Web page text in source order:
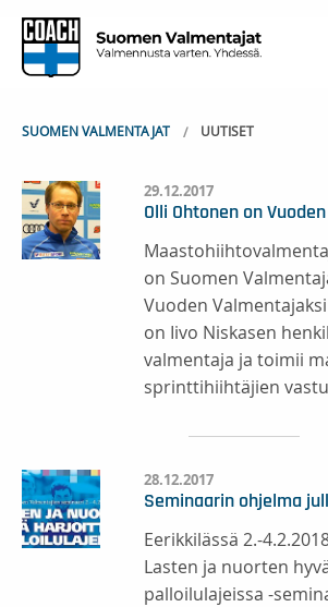
SUOMEN VALMENTAJAT UUTISET
29.12.2017
Olli Ohtonen on
on Suomen
Vuoden
on Iivo Niskasen
valmentaja ja toimii
sprinttihiihtäjien
28.12.2017
Seminaarin ohjelma
Eerikkilässä 2.-
Lasten ja nuorten
palloilulajeissa -